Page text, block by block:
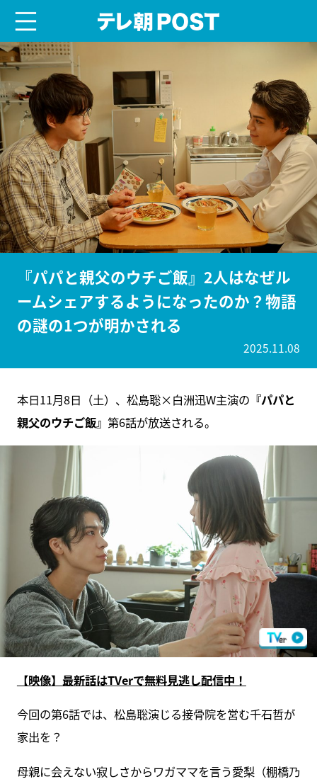
『パパと親父のウチご飯』2人はなぜル
ームシェアするようになったのか？物語
の謎の1つが明かされる
2025.11.08
本日11月8日（土）、松島聡×白洲迅W主演の 『パパと
親父のウチご飯』 第6話が放送される。
【映像】最新話はTVerで無料見逃し配信中！
今回の第6話では、松島聡演じる接骨院を営む千石哲が
家出を？
母親に会えない寂しさからワガママを言う愛梨（棚橋乃